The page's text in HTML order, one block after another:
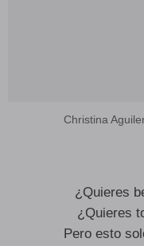
Christina
¿Quieres
¿Quieres
Pero esto